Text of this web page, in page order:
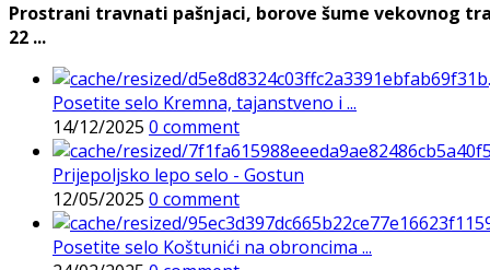
Prostrani travnati pašnjaci, borove šume vekovnog
22 ...
Posetite selo Kremna, tajanstveno i ...
14/12/2025 0 comment
Prijepoljsko lepo selo - Gostun
12/05/2025 0 comment
Posetite selo Koštunići na obroncima ...